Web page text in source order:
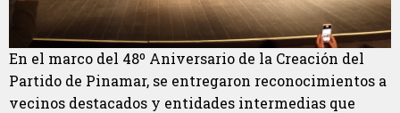
En el marco del 48º Aniversario de la Creación del
Partido de Pinamar, se entregaron reconocimientos a
vecinos destacados y entidades intermedias que